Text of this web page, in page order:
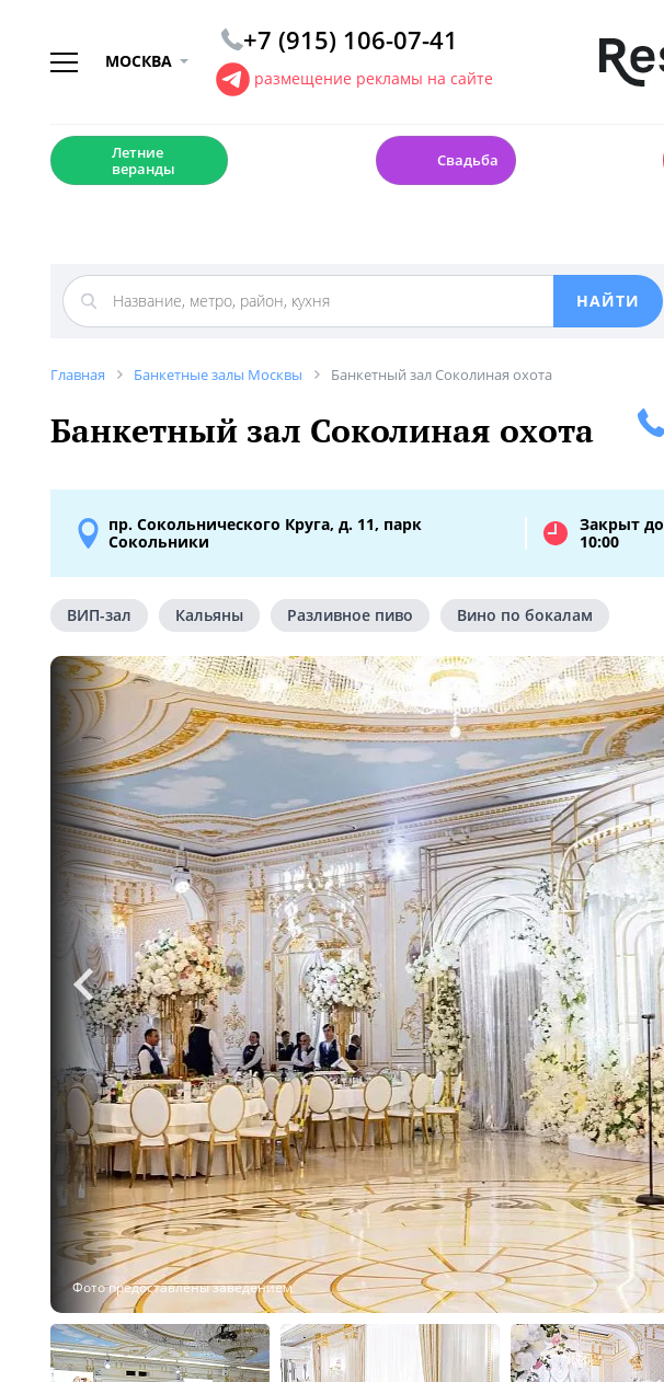
МОСКВА
+7 (915) 106-07-41
размещение рекламы на сайте
Летние
веранды
Свадьба
Главная Банкетные залы Москвы Банкетный зал Соколиная охота
Банкетный зал Соколиная охота
пр. Сокольнического Круга, д. 11, парк
Сокольники
Закрыт до
10:00
ВИП-зал Кальяны Разливное пиво Вино по бокалам
Фото предоставлены заведением